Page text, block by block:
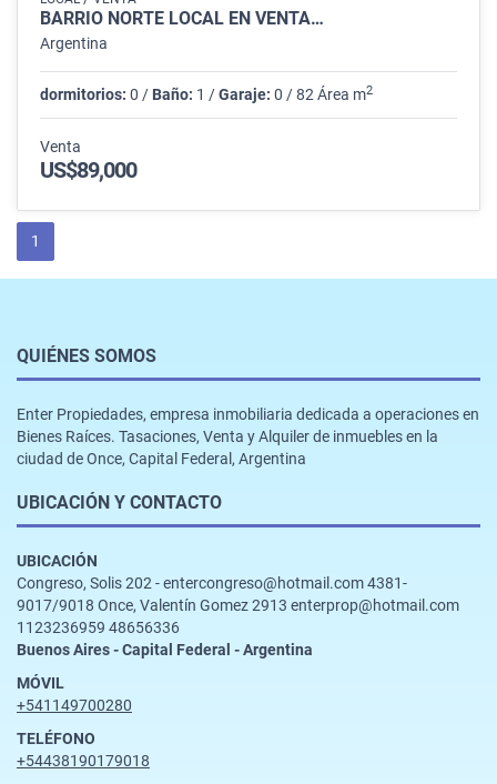
BARRIO NORTE LOCAL EN VENTA…
Argentina
dormitorios: 0 / Baño: 1 /Garaje: 0 / 82 Área m2
Venta
US$89,000
1
QUIÉNES SOMOS
Enter Propiedades, empresa inmobiliaria dedicada a operaciones en
Bienes Raíces. Tasaciones, Venta y Alquiler de inmuebles en la
ciudad de Once, Capital Federal, Argentina
UBICACIÓN Y CONTACTO
UBICACIÓN
Congreso, Solis 202 - entercongreso@hotmail.com 4381-
9017/9018 Once, Valentín Gomez 2913 enterprop@hotmail.com
1123236959 48656336
Buenos Aires - Capital Federal - Argentina
MÓVIL
+541149700280
TELÉFONO
+54438190179018